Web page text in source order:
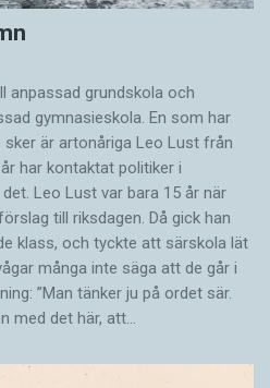
anpassad grundskola och
gymnasieskola. En som har
är artonåriga Leo Lust från
har kontaktat politiker i
Leo Lust var bara 15 år när
till riksdagen. Då gick han
klass, och tyckte att särskola lät
många inte säga att de går i
”Man tänker ju på ordet sär.
med det här, att…